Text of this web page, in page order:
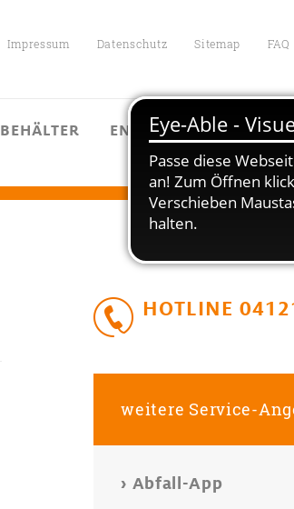
Impressum Datenschutz Sitemap FAQ
BEHÄLTER ENTGELTE KONTAKT
HOTLINE
weitere Service-
Abfall-App